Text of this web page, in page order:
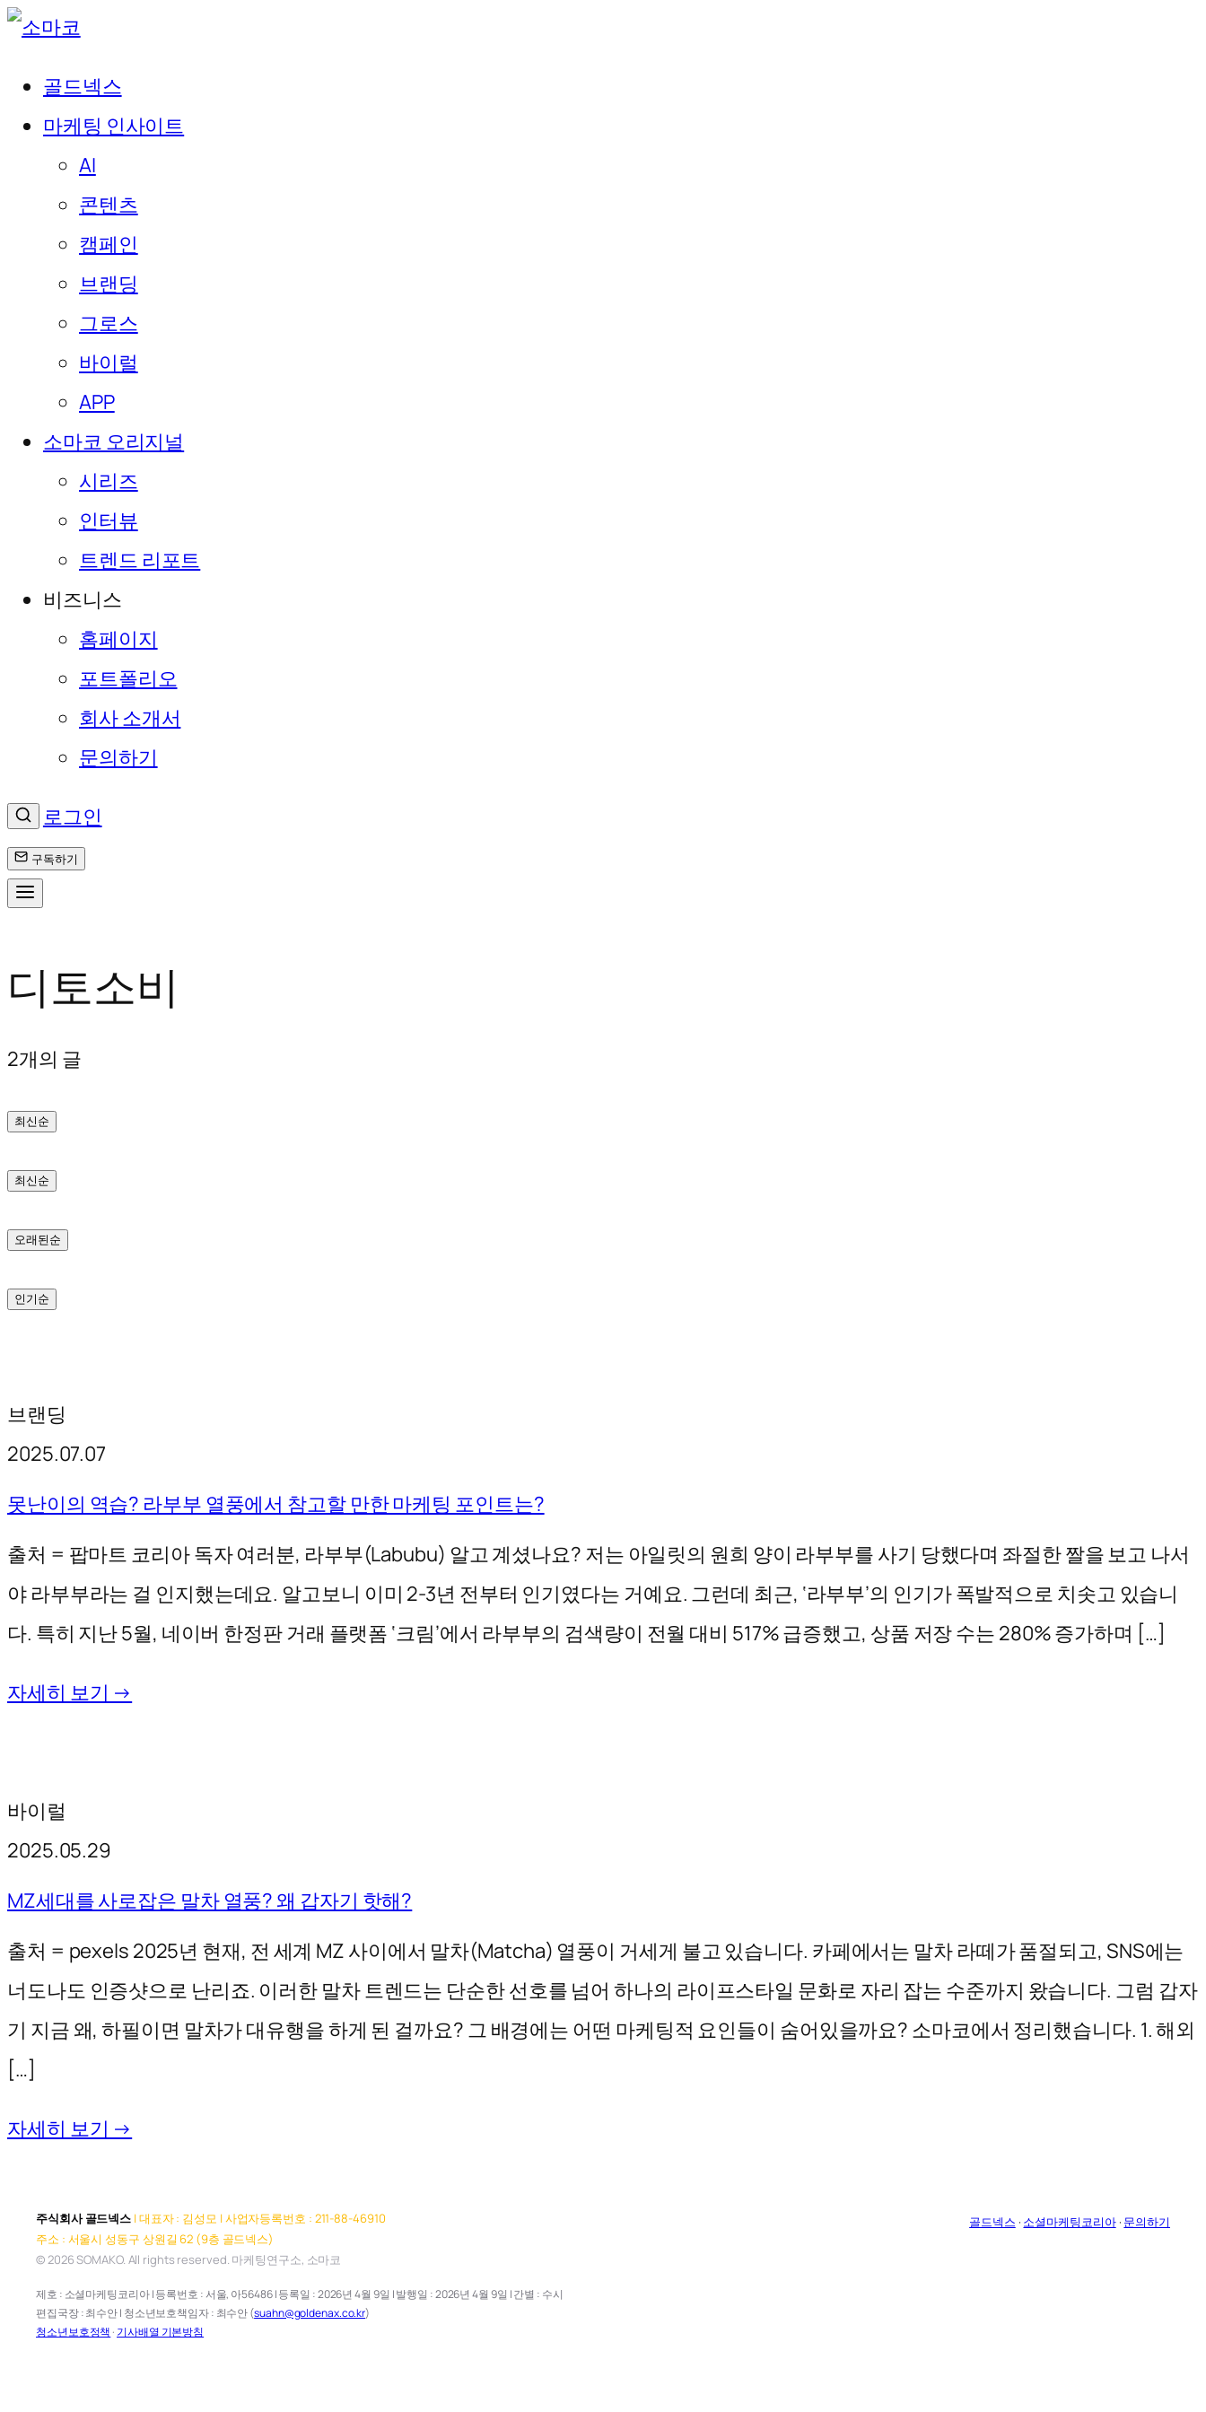
골드넥스
마케팅 인사이트
AI
콘텐츠
캠페인
브랜딩
그로스
바이럴
APP
소마코 오리지널
시리즈
인터뷰
트렌드 리포트
비즈니스
홈페이지
포트폴리오
회사 소개서
문의하기
로그인
구독하기
텐
로
로
가
디토소비
2개의 글
최신순
최신순
오래된순
인기순
브랜딩
2025.07.07
못난이의 역습? 라부부 열풍에서 참고할 만한 마케팅 포인트는?
출처 = 팝마트 코리아 독자 여러분, 라부부(Labubu) 알고 계셨나요? 저는 아일릿의 원희 양이 라부부를 사기 당했다며 좌절한 짤을 보고 나서
야 라부부라는 걸 인지했는데요. 알고보니 이미 2-3년 전부터 인기였다는 거예요. 그런데 최근, ‘라부부’의 인기가 폭발적으로 치솟고 있습니
다. 특히 지난 5월, 네이버 한정판 거래 플랫폼 ‘크림’에서 라부부의 검색량이 전월 대비 517% 급증했고, 상품 저장 수는 280% 증가하며 […]
자세히 보기 →
바이럴
2025.05.29
MZ세대를 사로잡은 말차 열풍? 왜 갑자기 핫해?
출처 = pexels 2025년 현재, 전 세계 MZ 사이에서 말차(Matcha) 열풍이 거세게 불고 있습니다. 카페에서는 말차 라떼가 품절되고, SNS에는
너도나도 인증샷으로 난리죠. 이러한 말차 트렌드는 단순한 선호를 넘어 하나의 라이프스타일 문화로 자리 잡는 수준까지 왔습니다. 그럼 갑자
기 지금 왜, 하필이면 말차가 대유행을 하게 된 걸까요? 그 배경에는 어떤 마케팅적 요인들이 숨어있을까요? 소마코에서 정리했습니다. 1. 해외
[…]
자세히 보기 →
주식회사 골드넥스 | 대표자 : 김성모 | 사업자등록번호 : 211-88-46910
주소 : 서울시 성동구 상원길 62 (9층 골드넥스)
© 2026 SOMAKO. All rights reserved. 마케팅연구소, 소마코
제호 : 소셜마케팅코리아 | 등록번호 : 서울, 아56486 | 등록일 : 2026년 4월 9일 | 발행일 : 2026년 4월 9일 | 간별 : 수시
편집국장 : 최수안 | 청소년보호책임자 : 최수안 (suahn@goldenax.co.kr)
청소년보호정책 · 기사배열 기본방침
골드넥스 · 소셜마케팅코리아· 문의하기